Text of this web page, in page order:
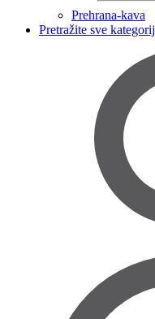
Prehrana-kava
Pretražite sve